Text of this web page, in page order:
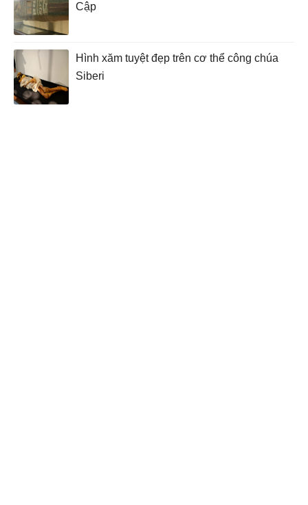
Cập
Hình xăm tuyệt đẹp trên cơ thể công chúa
Siberi